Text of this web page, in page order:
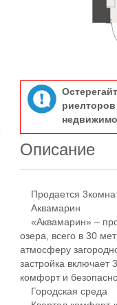
Описание
Продается
Аквамарин
«Аквамарин» –
озера, всего в 30
атмосферу
застройка
комфорт и
Городская среда